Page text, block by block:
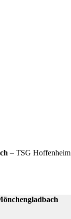
– TSG Hoffenheim